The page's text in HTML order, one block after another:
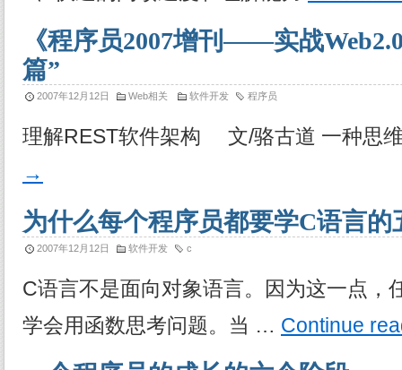
《程序员2007增刊——实战
篇”
2007年12月12日 Web相关 软件开发 程序员
理解REST软件架构 文/骆古道 一种思
→
为什么每个程序员都要学C语言的
2007年12月12日 软件开发 c
C语言不是面向对象语言。因为这一点，
学会用函数思考问题。当 … Continue